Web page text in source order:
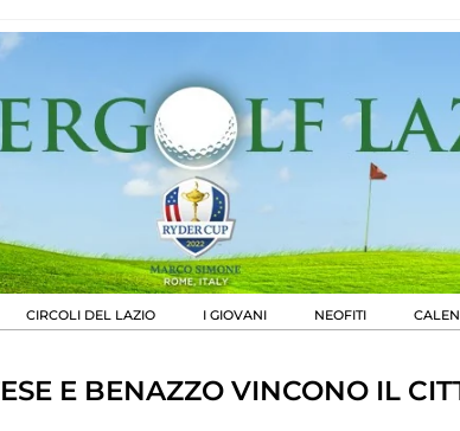
CIRCOLI DEL LAZIO I GIOVANI NEOFITI
E BENAZZO VINCONO IL